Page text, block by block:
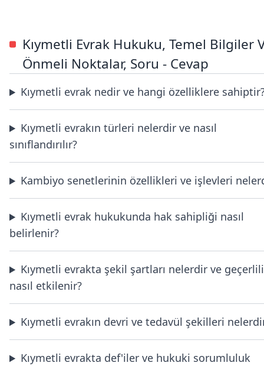
Kıymetli Evrak Hukuku, Temel Bilgiler
Önmeli Noktalar, Soru - Cevap
Kıymetli evrak nedir ve hangi özelliklere
Kıymetli evrakın türleri nelerdir ve nasıl
sınıflandırılır?
Kambiyo senetlerinin özellikleri ve işlevleri
Kıymetli evrak hukukunda hak sahipliği nasıl
belirlenir?
Kıymetli evrakta şekil şartları nelerdir ve
nasıl etkilenir?
Kıymetli evrakın devri ve tedavül şekilleri
Kıymetli evrakta def'iler ve hukuki sorumluluk